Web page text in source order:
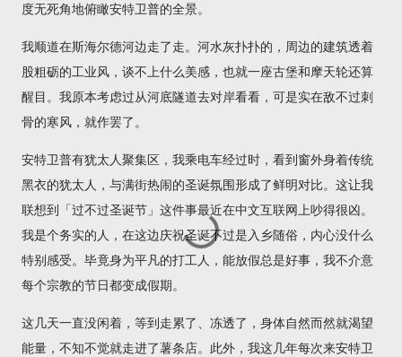
度无死角地俯瞰安特卫普的全景。
我顺道在斯海尔德河边走了走。河水灰扑扑的，周边的建筑透着
股粗砺的工业风，谈不上什么美感，也就一座古堡和摩天轮还算
醒目。我原本考虑过从河底隧道去对岸看看，可是实在敌不过刺
骨的寒风，就作罢了。
安特卫普有犹太人聚集区，我乘电车经过时，看到窗外身着传统
黑衣的犹太人，与满街热闹的圣诞氛围形成了鲜明对比。这让我
联想到「过不过圣诞节」这件事最近在中文互联网上吵得很凶。
我是个务实的人，在这边庆祝圣诞不过是入乡随俗，内心没什么
特别感受。毕竟身为平凡的打工人，能放假总是好事，我不介意
每个宗教的节日都变成假期。
这几天一直没闲着，等到走累了、冻透了，身体自然而然就渴望
能量，不知不觉就走进了薯条店。此外，我这几年每次来安特卫